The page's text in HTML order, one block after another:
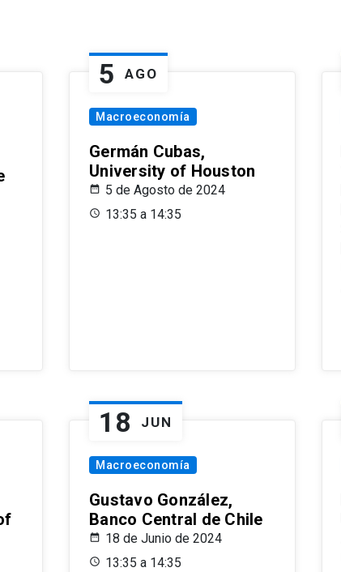
5 AGO
Macroeconomía
Germán Cubas,
University of Houston
5 de Agosto de 2024
13:35 a 14:35
18 JUN
Macroeconomía
Gustavo González,
Banco Central de Chile
18 de Junio de 2024
13:35 a 14:35